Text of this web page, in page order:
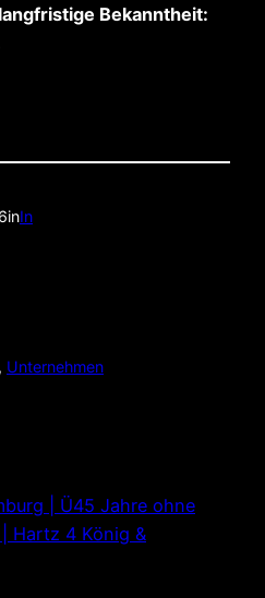
Bekanntheit:
inIn
, Unternehmen
| Ü45 Jahre ohne
Hartz 4 König &